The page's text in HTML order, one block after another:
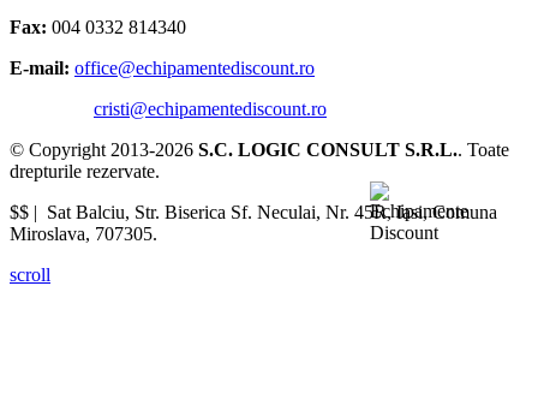
Fax: 004 0332 814340
E-mail: office@echipamentediscount.ro
cristi@echipamentediscount.ro
© Copyright 2013-2026 S.C. LOGIC CONSULT S.R.L.. Toate
drepturile rezervate.
$$ | Sat Balciu, Str. Biserica Sf. Neculai, Nr. 45R,Iasi,Comuna
Miroslava, 707305.
scroll